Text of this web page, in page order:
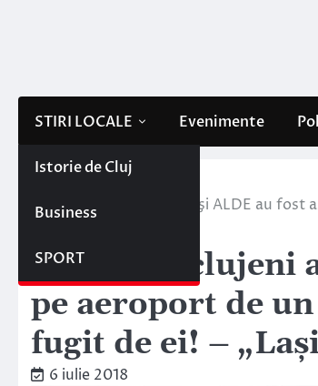
STIRI LOCALE
Istorie de Cluj
Business
SPORT
Evenimente
Stiri locale
Deputaţii clujeni ai PSD şi ALDE au
Deputaţii clujeni
pe aeroport de
fugit de ei! –
6 iulie 2018